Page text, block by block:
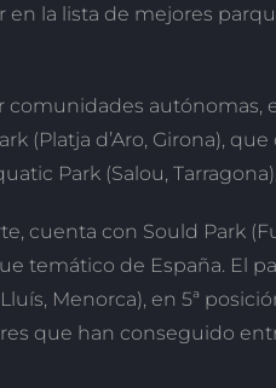
en la lista de mejores
comunidades autónomas,
(Platja d’Aro, Girona),
Park (Salou, Tarragona),
cuenta con Sould Park
temático de España. El
Menorca), en 5ª
que han conseguido